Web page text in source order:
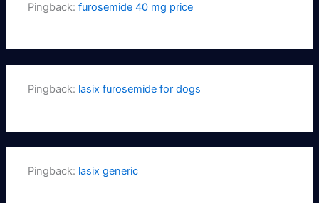
Pingback:furosemide 40 mg price
Pingback: lasix furosemide for dogs
Pingback: lasix generic